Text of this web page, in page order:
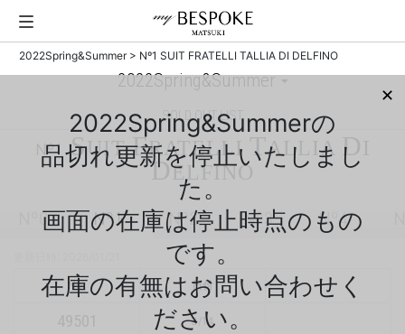
2022Spring&Summer> Nº1 SUIT FRATELLI TALLIA DI DELFINO
✕
2022Spring&Summerの
品切れ更新を停止いたしまし
た。
画面の在庫は停止時点のもの
です。
在庫の有無はお問い合わせく
ださい。
SOLD OUT LIST
Nº1 SUITFRATELLI TALLIA D
DELFINO
Nº0 Nº1 Nº2 Nº3 Nº4
No. 日付
3/14